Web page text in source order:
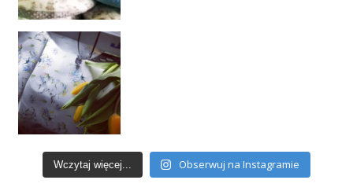
Wczytaj więcej... Obserwuj na Instagramie